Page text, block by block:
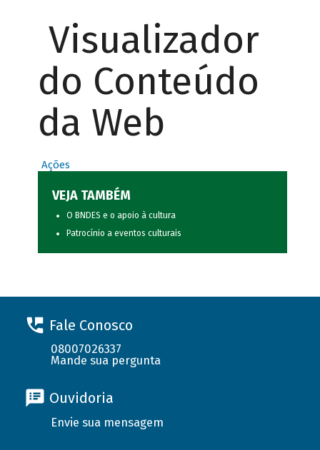
Visualizador
do Conteúdo
da Web
Ações
VEJA TAMBÉM
O BNDES e o apoio à cultura
Patrocínio a eventos culturais
Fale Conosco
08007026337
Mande sua pergunta
Ouvidoria
Envie sua mensagem